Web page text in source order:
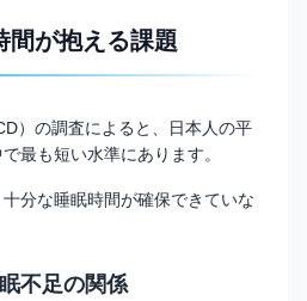
間が抱える課題
）の調査によると、日本人の平
最も短い水準にあります。
分な睡眠時間が確保できていな
不足の関係